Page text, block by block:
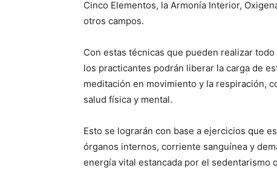
Cinco Elementos, la Armonía Interior,
otros campos.
Con estas técnicas que pueden realizar
los practicantes podrán liberar la carga de
meditación en movimiento y la respiración,
salud física y mental.
Esto se lograrán con base a ejercicios que
órganos internos, corriente sanguínea y
energía vital estancada por el sedentarismo